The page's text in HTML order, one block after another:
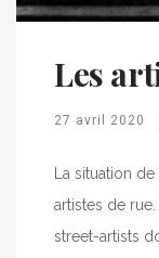
Les
27 avril 2020
La situation
artistes de rue.
street-artists